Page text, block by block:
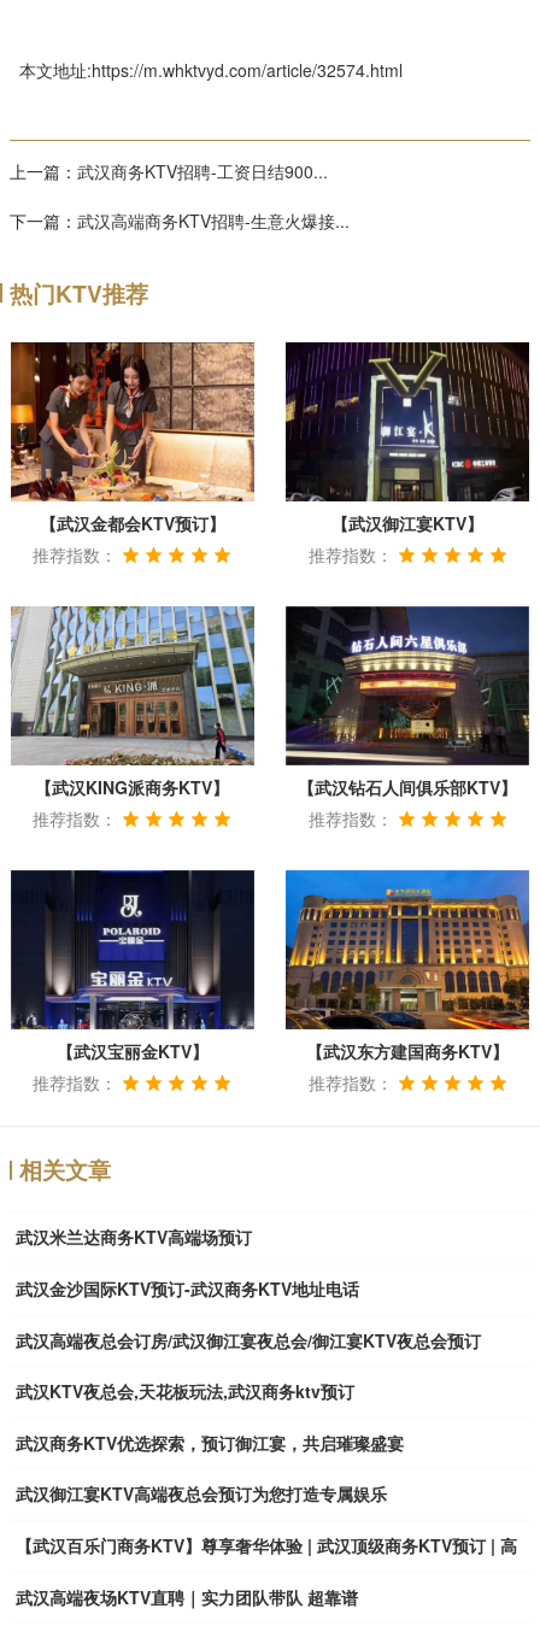
本文地址:https://m.whktvyd.com/article/32574.html
上一篇： 武汉商务KTV招聘-工资日结900...
下一篇： 武汉高端商务KTV招聘-生意火爆接...
热门KTV推荐
【武汉金都会KTV预订】
推荐指数：
【武汉御江宴KTV】
推荐指数：
【武汉KING派商务KTV】
推荐指数：
【武汉钻石人间俱乐部KTV】
推荐指数：
【武汉宝丽金KTV】
推荐指数：
【武汉东方建国商务KTV】
推荐指数：
相关文章
武汉米兰达商务KTV高端场预订
武汉金沙国际KTV预订-武汉商务KTV地址电话
武汉高端夜总会订房/武汉御江宴夜总会/御江宴KTV夜总会预订
武汉KTV夜总会,天花板玩法,武汉商务ktv预订
武汉商务KTV优选探索，预订御江宴，共启璀璨盛宴
武汉御江宴KTV高端夜总会预订为您打造专属娱乐
【武汉百乐门商务KTV】尊享奢华体验 | 武汉顶级商务KTV预订 | 高
档娱乐休闲新地标
武汉高端夜场KTV直聘｜实力团队带队 超靠谱